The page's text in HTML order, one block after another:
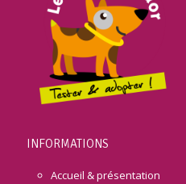
INFORMATIONS
Accueil & présentation